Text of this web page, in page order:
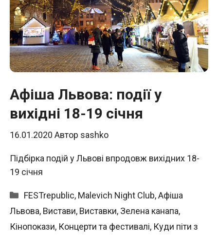
Афіша Львова: події у
вихідні 18-19 січня
16.01.2020 Автор sashko
Підбірка подій у Львові впродовж вихідних 18-
19 січня
Категорії
FESTrepublic, Malevich Night Club,Афіша
Львова, Вистави, Виставки, Зелена канапа,
Кінопокази, Концерти та фестивалі, Куди піти з